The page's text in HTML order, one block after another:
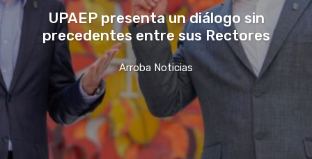
UPAEP presenta un diálogo sin
precedentes entre sus Rectores
Arroba Noticias